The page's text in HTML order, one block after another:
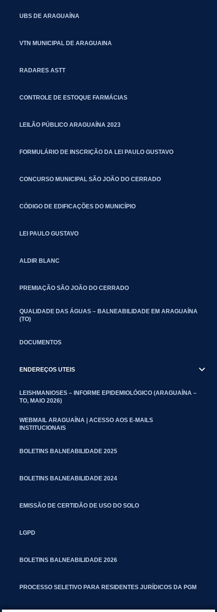
UBS DE ARAGUAÍNA
VTN MUNICIPAL DE ARAGUAINA
RADARES ASTT
CONTROLE DE ESTOQUE FARMÁCIAS
LEILÃO PÚBLICO ARAGUAÍNA 2023
FORMULÁRIO DE INSCRIÇÃO DA LEI PAULO GUSTAVO
CONCURSO MUNICIPAL SÃO JOÃO DO CERRADO
CÓDIGO DE EDIFICAÇÕES DO MUNICÍPIO
LEI PAULO GUSTAVO
ALDIR BLANC
PREMIAÇÃO SÃO JOÃO DO CERRADO
QUALIDADE DAS ÁGUAS – BALNEABILIDADE EM ARAGUAÍNA
(TO)
DOCUMENTOS
ENDEREÇOS UTEIS
LEISHMANIOSES – INFORME EPIDEMIOLÓGICO (ARAGUAÍNA –
TO, MAIO 2026)
WEBMAIL ARAGUAÍNA | ACESSO AOS E-MAILS
INSTITUCIONAIS
BOLETINS BALNEABILIDADE 2025
BOLETINS BALNEABILIDADE 2024
EMISSÃO DE CERTIDÃO DE USO DO SOLO
LGPD
BOLETINS BALNEABILIDADE 2026
PROCESSO SELETIVO PARA RESIDENTES JURÍDICOS DA PGM